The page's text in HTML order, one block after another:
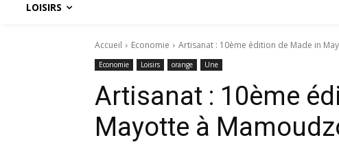
LOISIRS
Accueil Economie Artisanat : 10ème édition de Made in
Economie Loisirs orange Une
Artisanat : 10ème
Mayotte à